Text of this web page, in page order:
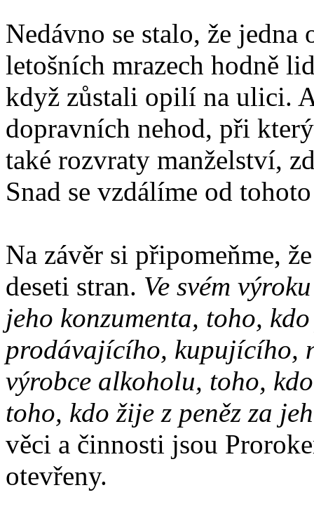
Nedávno se stalo, že
letošních mrazech hodně
když zůstali opilí na ulici.
dopravních nehod, při
také rozvraty manželství,
Snad se vzdálíme od
Na závěr si připomeňme,
deseti stran. Ve svém
jeho konzumenta, toho,
prodávajícího, kupujícího,
výrobce alkoholu, toho,
toho, kdo žije z peněz za
věci a činnosti jsou
otevřeny.